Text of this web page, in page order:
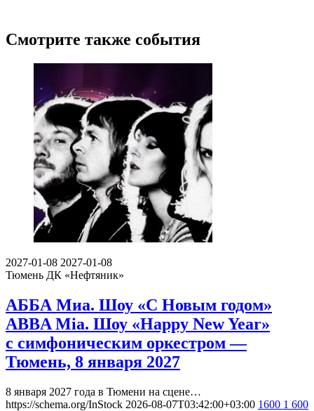
Смотрите также события
2027-01-08 2027-01-08
Тюмень ДК «Нефтяник»
АББА Миа. Шоу «С Новым годом»
ABBA Mia. Шоу «Happy New Year»
с симфоническим оркестром —
Тюмень, 8 января 2027
8 января 2027 года в Тюмени на сцене…
https://schema.org/InStock 2026-08-07T03:42:00+03:00 1600 1 600